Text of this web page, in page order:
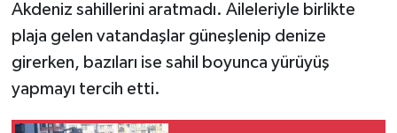
Akdeniz sahillerini aratmadı. Aileleriyle birlikte
plaja gelen vatandaşlar güneşlenip denize
girerken, bazıları ise sahil boyunca yürüyüş
yapmayı tercih etti.
İş ilanı
Kilimli